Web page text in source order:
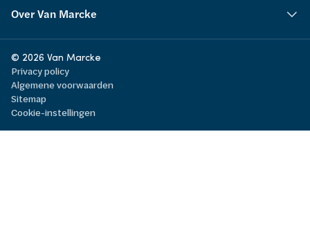
Over Van Marcke
© 2026 Van Marcke
Privacy policy
Algemene voorwaarden
Sitemap
Cookie-instellingen